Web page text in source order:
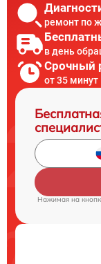
ремонт по
в день
Срочный
от 35 минут
Нажимая на